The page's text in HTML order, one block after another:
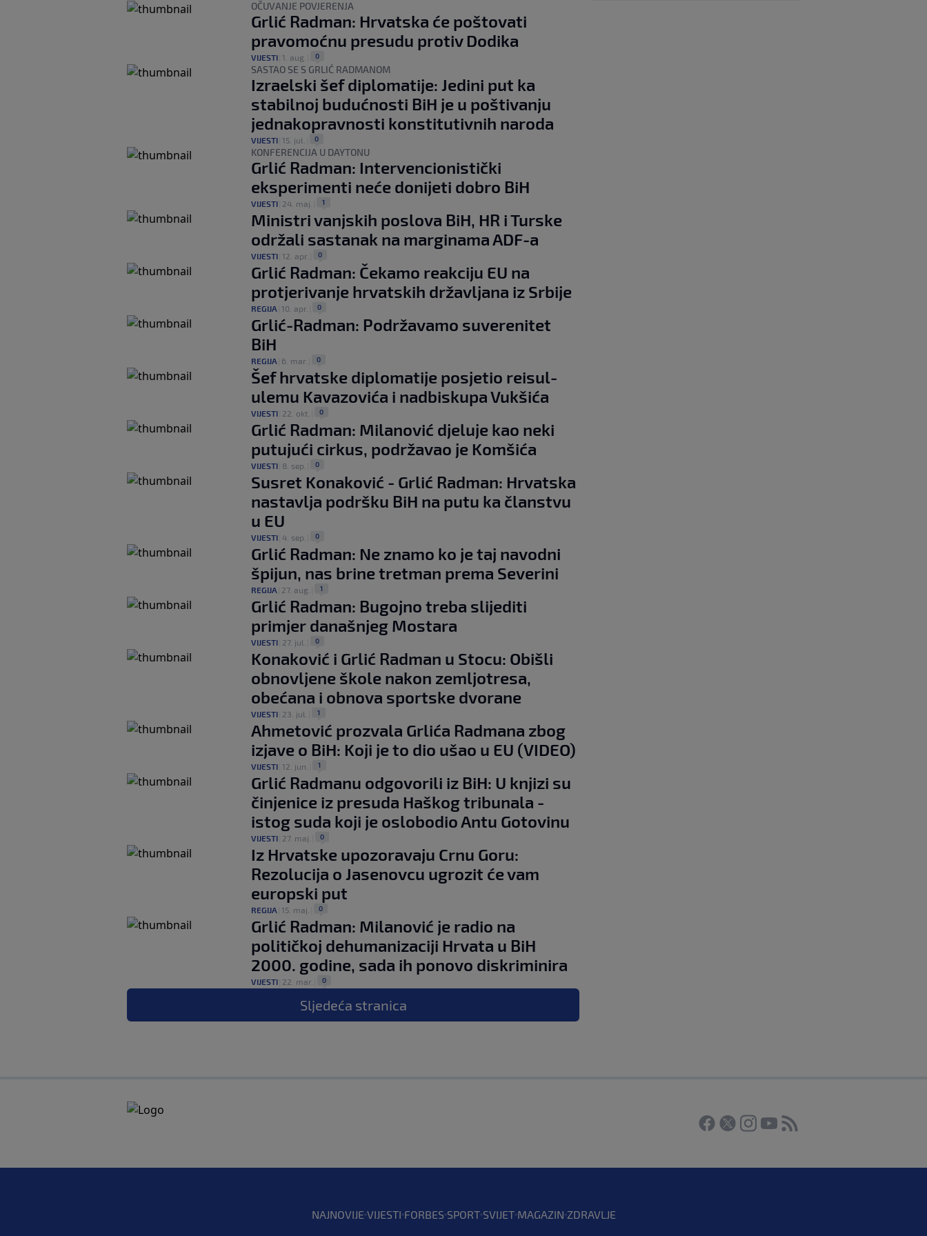
OČUVANJE POVJERENJA
Grlić Radman: Hrvatska će poštovati
pravomoćnu presudu protiv Dodika
VIJESTI 1. aug. 0
SASTAO SE S GRLIĆ RADMANOM
Izraelski šef diplomatije: Jedini put ka
stabilnoj budućnosti BiH je u poštivanju
jednakopravnosti konstitutivnih naroda
VIJESTI 15. jul. 0
KONFERENCIJA U DAYTONU
Grlić Radman: Intervencionistički
eksperimenti neće donijeti dobro BiH
VIJESTI 24. maj. 1
Ministri vanjskih poslova BiH, HR i Turske
održali sastanak na marginama ADF-a
VIJESTI 12. apr. 0
Grlić Radman: Čekamo reakciju EU na
protjerivanje hrvatskih državljana iz Srbije
REGIJA 10. apr. 0
Grlić-Radman: Podržavamo suverenitet
BiH
REGIJA 6. mar. 0
Šef hrvatske diplomatije posjetio reisul-
ulemu Kavazovića i nadbiskupa Vukšića
VIJESTI 22. okt. 0
Grlić Radman: Milanović djeluje kao neki
putujući cirkus, podržavao je Komšića
VIJESTI 8. sep. 0
Susret Konaković - Grlić Radman: Hrvatska
nastavlja podršku BiH na putu ka članstvu
u EU
VIJESTI 4. sep. 0
Grlić Radman: Ne znamo ko je taj navodni
špijun, nas brine tretman prema Severini
REGIJA 27. aug. 1
Grlić Radman: Bugojno treba slijediti
primjer današnjeg Mostara
VIJESTI 27. jul. 0
Konaković i Grlić Radman u Stocu: Obišli
obnovljene škole nakon zemljotresa,
obećana i obnova sportske dvorane
VIJESTI 23. jul. 1
Ahmetović prozvala Grlića Radmana zbog
izjave o BiH: Koji je to dio ušao u EU (VIDEO)
VIJESTI 12. jun. 1
Grlić Radmanu odgovorili iz BiH: U knjizi su
činjenice iz presuda Haškog tribunala -
istog suda koji je oslobodio Antu Gotovinu
VIJESTI 27. maj. 0
Iz Hrvatske upozoravaju Crnu Goru:
Rezolucija o Jasenovcu ugrozit će vam
europski put
REGIJA 15. maj. 0
Grlić Radman: Milanović je radio na
političkoj dehumanizaciji Hrvata u BiH
2000. godine, sada ih ponovo diskriminira
VIJESTI 22. mar. 0
Sljedeća stranica
NAJNOVIJE VIJESTI FORBES SPORT SVIJET MAGAZIN ZDRAVLJE